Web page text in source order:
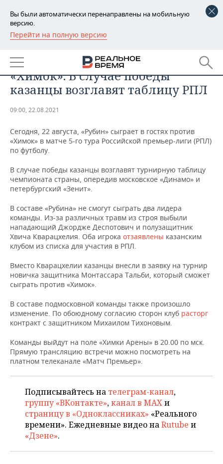
Вы были автоматически перенаправлены на мобильную
версию.
Перейти на полную версию
РЕГИОНЫ
БАШКОРТОСТАН
ТАТАРСТАН
НОВОСТИ
АНАЛИТИКА
ДЕКЛАРАЦИИ О ДОХОДАХ
КОРОЛИ ГОСЗАКАЗА ПФО
ВУЗЫ ТАТАРСТАНА
КОМУ ПРИНАДЛЕЖАТ
ТОРГОВЫЕ ЦЕНТРЫ
ТАТАРСТАНА
НОВОСТИ ЭКОНОМИКИ
ФИНАНСЫ
БАНКИ
БЮДЖЕТ
ИНВЕСТИЦИИ
ПРОМЫШЛЕННОСТЬ
НОВОСТИ
ПРОМЫШЛЕННОСТИ
АГРОПРОМ
МАШИНОСТРОЕНИЕ
НЕФТЕХИМИЯ
НЕФТЬ
ОПК
НЕДВИЖИМОСТЬ
НОВОСТИ НЕДВИЖИМОСТИ
АВТО
НОВОСТИ АВТО
НОВОСТИ БИЗНЕСА
РОЗНИЧНАЯ ТОРГОВЛЯ
ТРАНСПОРТ
УСЛУГИ
ТЕХНОЛОГИИ
НОВОСТИ ТЕХНОЛОГИЙ
IT
МЕДИА
ТЕЛЕКОММУНИКАЦИИ
МЕРОПРИЯТИЯ
НОВОСТИ МЕРОПРИЯТИЙ
ВЫЕЗДНАЯ РЕДАКЦИЯ
БИЗНЕС-БРАНЧИ
ОТКРЫТАЯ ЛЕКЦИЯ
СПОРТ
НОВОСТИ СПОРТА
ФУТБОЛ
БАСКЕТБОЛ
ВОЛЕЙБОЛ
КИБЕРСПОРТ
ФИГУРНОЕ КАТАНИЕ
ОБЩЕСТВО
НОВОСТИ ОБЩЕСТВА
ИНФРАСТРУКТУРА
ИСТОРИЯ
КУЛЬТУРА
МЕДИЦИНА
ФОТОГАЛЕРЕЯ
СПРАВОЧНИК
СПИСОК ПЕРСОН
СПИСОК КОМПАНИЙ
«Рубин» сыграет в гостях против
«Химок». В случае победы
казанцы возглавят таблицу РПЛ
09:00, 22.08.2021
Сегодня, 22 августа, «Рубин» сыграет в гостях против
«Химок» в матче 5-го тура Российской премьер-лиги (РПЛ)
по футболу.
В случае победы казанцы возглавят турнирную таблицу
чемпионата страны, опередив московское «Динамо» и
петербургский «Зенит».
В составе «Рубина» не смогут сыграть два лидера
команды. Из-за различных травм из строя выбыли
нападающий Джордже Деспотович и полузащитник
Хвича Кварацхелия. Оба игрока отзаявлены казанским
клубом из списка для участия в РПЛ.
Вместо Кварацхелии казанцы внесли в заявку на турнир
новичка защитника Монтассара Тальби, который сможет
сыграть против «Химок».
В составе подмосковной команды также произошло
изменение. По обоюдному согласию сторон клуб расторг
контракт с защитником Михаилом Тихоновым.
Команды выйдут на поле «Химки Арены» в 20.00 по мск.
Прямую трансляцию встречи можно посмотреть на
платном телеканале «Матч Премьер».
Подписывайтесь на телеграм-канал,
группу «ВКонтакте»,канал в MAXи
страницу в «Одноклассниках» «Реального
времени». Ежедневные видео наRutube и
«Дзене».